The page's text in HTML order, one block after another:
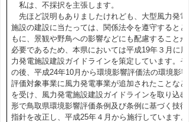
私は、不採択を主張します。
先ほど説明もありましたけれども、大型風力発電
施設の建設に当たっては、関係法令を遵守するとと
もに、景観や野鳥への影響などにも配慮することが
必要であるため、本県においては平成19年３月に風
力発電施設建設ガイドラインを策定しています。そ
の後、平成24年10月から環境影響評価法の環境影響
評価対象事業に風力発電事業が追加されたことなど
を受け、風力発電施設建設ガイドラインを取り込む
形で鳥取県環境影響評価条例及び条例に基づく技術
指針を改正し、平成25年４月から施行しています。